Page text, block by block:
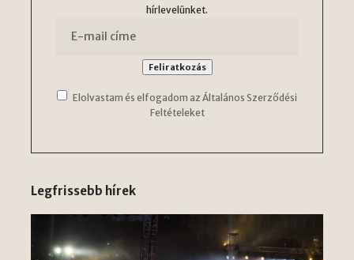
hírlevelünket.
Elolvastam és elfogadom az Általános Szerződési
Feltételeket
Legfrissebb hírek